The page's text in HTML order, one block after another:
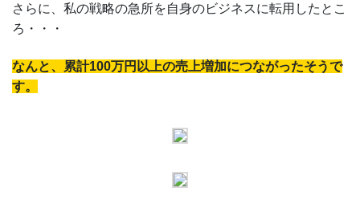
さらに、私の戦略の急所を自身のビジネスに転用したとこ
ろ・・・
なんと、累計100万円以上の売上増加につながったそうで
す。